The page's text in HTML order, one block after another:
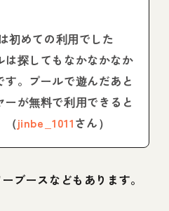
初めての利用でした
は探してもなかなかなか
。プールで遊んだあと
が無料で利用できると
（jinbe_1011さん）
ブースなどもあります。